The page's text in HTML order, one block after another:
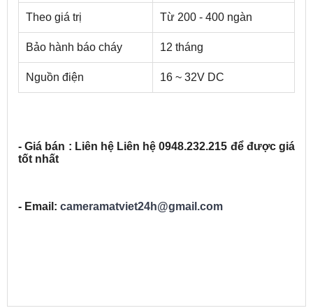
Theo giá trị Từ 200 - 400 ngàn
Bảo hành báo cháy 12 tháng
Nguồn điện 16 ~ 32V DC
- Giá bán : Liên hệ Liên hệ 0948.232.215 để được giá
tốt nhất
- Email: cameramatviet24h@gmail.com